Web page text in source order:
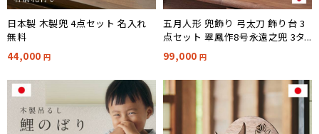
日本製 木製兜 4点セット 名入れ
無料
44,000 円
五月人形 兜飾り 弓太刀 飾り台 3
点セット 翠鳳作8号永遠之兜 3タ
イプ対応
99,000 円